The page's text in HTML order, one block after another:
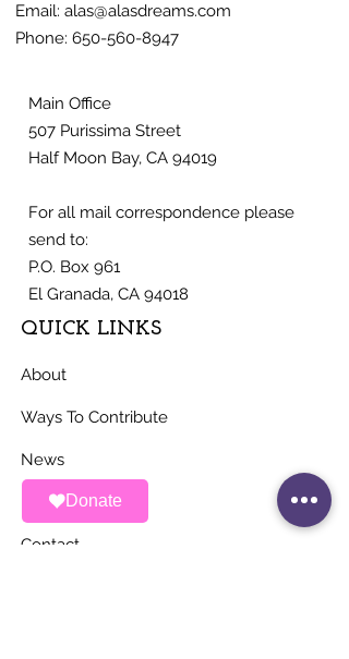
Donate
Email: alas@alasdreams.com
Phone: 650-560-8947
Main Office
507 Purissima Street
Half Moon Bay, CA 94019
For all mail correspondence please
send to:
P.O. Box 961
El Granada, CA 94018
QUICK LINKS
About
Ways To Contribute
News
Events
Contact